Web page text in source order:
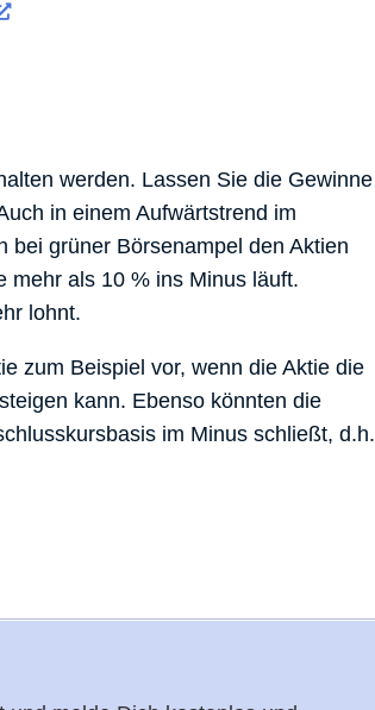
werden. Lassen Sie die Gewinne
in einem Aufwärtstrend im
bei grüner Börsenampel den Aktien
mehr als 10 % ins Minus läuft.
lohnt.
zum Beispiel vor, wenn die Aktie die
kann. Ebenso könnten die
im Minus schließt, d.h.